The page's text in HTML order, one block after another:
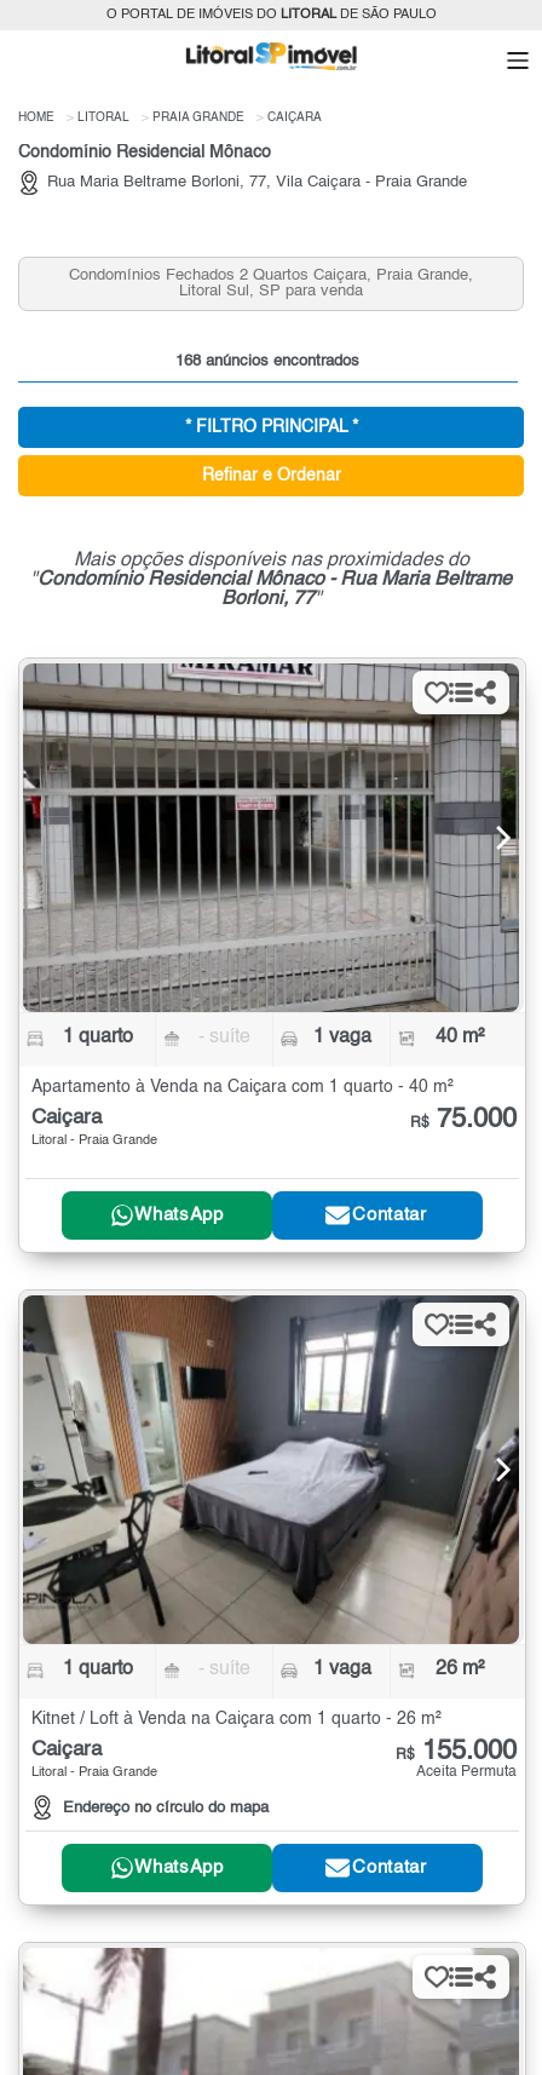
O PORTAL DE IMÓVEIS DO LITORALDE SÃO PAULO
HOME LITORAL PRAIA GRANDE CAIÇARA
Condomínio Residencial Mônaco
Rua Maria Beltrame Borloni, 77, Vila Caiçara - Praia Grande
Condomínios Fechados 2 Quartos Caiçara, Praia Grande,
Litoral Sul, SP para venda
168 anúncios encontrados
* FILTRO PRINCIPAL *
Refinar e Ordenar
Mais opções disponíveis nas proximidades do
"Condomínio Residencial Mônaco - Rua Maria Beltrame
Borloni, 77"
1 quarto - suíte 1 vaga 40 m²
Apartamento à Venda na Caiçara com 1 quarto - 40 m²
Caiçara
Litoral - Praia Grande
R$ 75.000
WhatsApp Contatar
1 quarto - suíte 1 vaga 26 m²
Kitnet / Loft à Venda na Caiçara com 1 quarto - 26 m²
Caiçara
Litoral - Praia Grande
Endereço no círculo do mapa
R$ 155.000
Aceita Permuta
WhatsApp Contatar